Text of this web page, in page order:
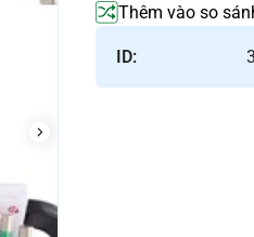
Thêm vào so
ID: